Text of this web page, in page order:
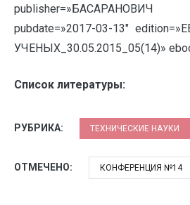
pubdate=»2017-03-13″
УЧЕНЫХ_30.05.2015_05(14)»
Список литературы:
РУБРИКА: ТЕХНИЧЕСКИЕ НАУКИ
ОТМЕЧЕНО: КОНФЕРЕНЦИЯ №14